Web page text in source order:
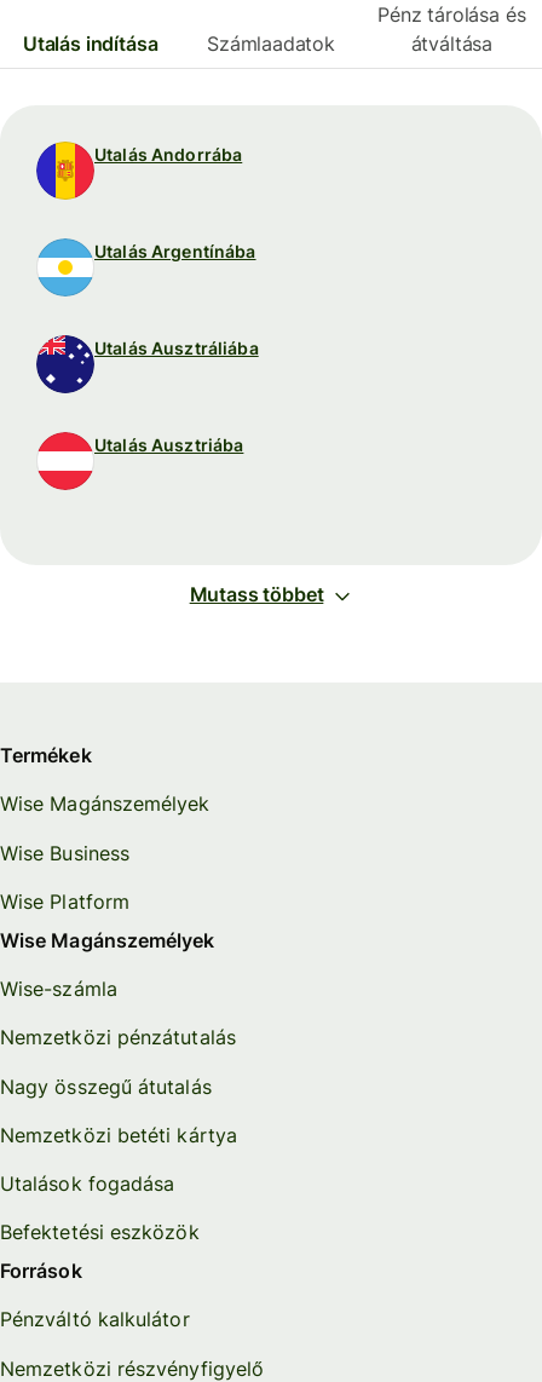
Utalás indítása Számlaadatok
Pénz tárolása és
átváltása
Utalás Andorrába
Utalás Argentínába
Utalás Ausztráliába
Utalás Ausztriába
Mutass többet
Termékek
Wise Magánszemélyek
Wise Business
Wise Platform
Wise Magánszemélyek
Wise-számla
Nemzetközi pénzátutalás
Nagy összegű átutalás
Nemzetközi betéti kártya
Utalások fogadása
Befektetési eszközök
Források
Pénzváltó kalkulátor
Nemzetközi részvényfigyelő